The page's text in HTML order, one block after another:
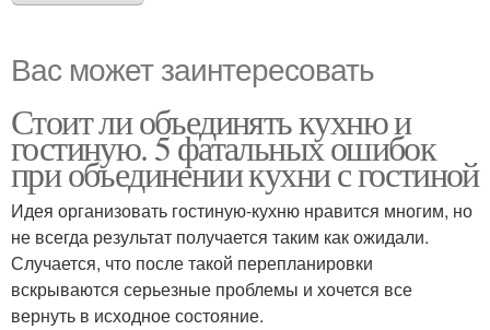
Вас может заинтересовать
Стоит ли объединять кухню и
гостиную. 5 фатальных ошибок
при объединении кухни с гостиной
Идея организовать гостиную-кухню нравится многим, но
не всегда результат получается таким как ожидали.
Случается, что после такой перепланировки
вскрываются серьезные проблемы и хочется все
вернуть в исходное состояние.